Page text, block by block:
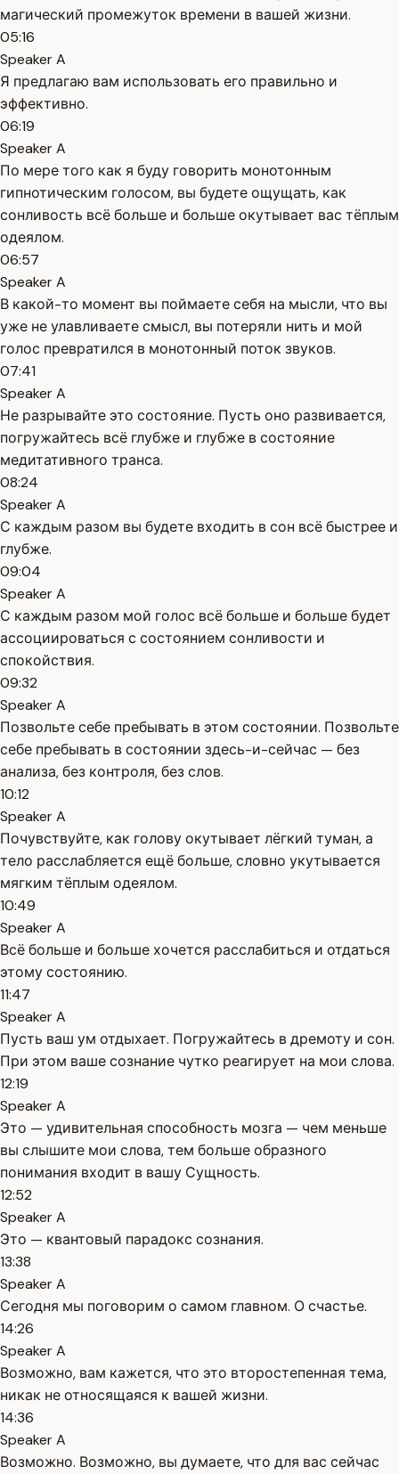
магический промежуток времени в вашей жизни.
05:16
Speaker A
Я предлагаю вам использовать его правильно и
эффективно.
06:19
Speaker A
По мере того как я буду говорить монотонным
гипнотическим голосом, вы будете ощущать, как
сонливость всё больше и больше окутывает вас тёплым
одеялом.
06:57
Speaker A
В какой-то момент вы поймаете себя на мысли, что вы
уже не улавливаете смысл, вы потеряли нить и мой
голос превратился в монотонный поток звуков.
07:41
Speaker A
Не разрывайте это состояние. Пусть оно развивается,
погружайтесь всё глубже и глубже в состояние
медитативного транса.
08:24
Speaker A
С каждым разом вы будете входить в сон всё быстрее и
глубже.
09:04
Speaker A
С каждым разом мой голос всё больше и больше будет
ассоциироваться с состоянием сонливости и
спокойствия.
09:32
Speaker A
Позвольте себе пребывать в этом состоянии. Позвольте
себе пребывать в состоянии здесь-и-сейчас — без
анализа, без контроля, без слов.
10:12
Speaker A
Почувствуйте, как голову окутывает лёгкий туман, а
тело расслабляется ещё больше, словно укутывается
мягким тёплым одеялом.
10:49
Speaker A
Всё больше и больше хочется расслабиться и отдаться
этому состоянию.
11:47
Speaker A
Пусть ваш ум отдыхает. Погружайтесь в дремоту и сон.
При этом ваше сознание чутко реагирует на мои слова.
12:19
Speaker A
Это — удивительная способность мозга — чем меньше
вы слышите мои слова, тем больше образного
понимания входит в вашу Сущность.
12:52
Speaker A
Это — квантовый парадокс сознания.
13:38
Speaker A
Сегодня мы поговорим о самом главном. О счастье.
14:26
Speaker A
Возможно, вам кажется, что это второстепенная тема,
никак не относящаяся к вашей жизни.
14:36
Speaker A
Возможно. Возможно, вы думаете, что для вас сейчас